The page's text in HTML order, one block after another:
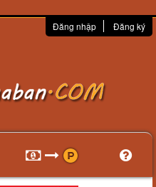
Đăng nhập Đăng ký